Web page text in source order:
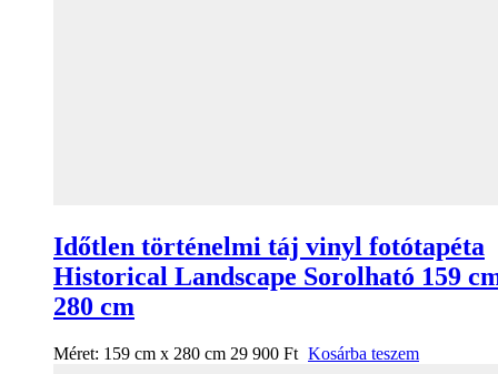
Időtlen történelmi táj vinyl fotótapéta
Historical Landscape Sorolható 159
280 cm
Méret: 159 cm x 280 cm 29 900 Ft Kosárba teszem